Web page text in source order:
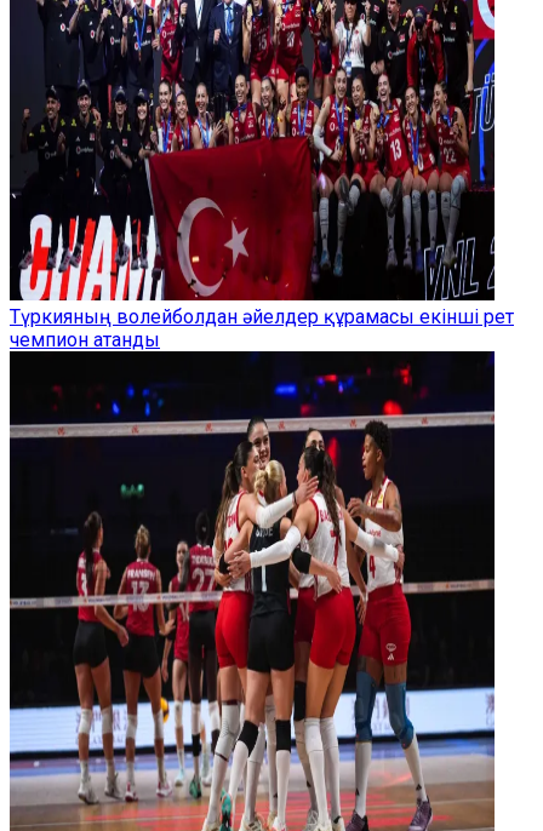
Түркияның волейболдан әйелдер құрамасы екінші рет
чемпион атанды